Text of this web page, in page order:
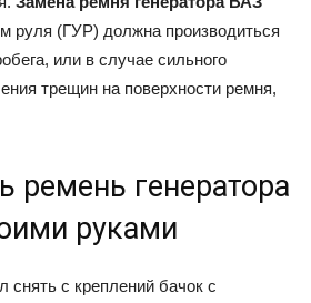
руля (ГУР) должна производиться
или в случае сильного
трещин на поверхности ремня,
ремень генератора
руками
снять с креплений бачок с